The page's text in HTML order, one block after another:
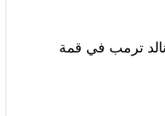
ترمب في قمة